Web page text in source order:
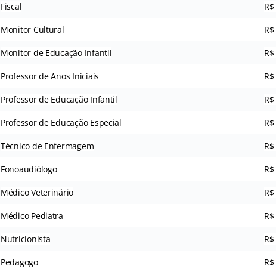
Fiscal
Monitor Cultural
Monitor de Educação Infantil
Professor de Anos Iniciais
Professor de Educação Infantil
Professor de Educação Especial
Técnico de Enfermagem
Fonoaudiólogo
Médico Veterinário
Médico Pediatra
Nutricionista
Pedagogo